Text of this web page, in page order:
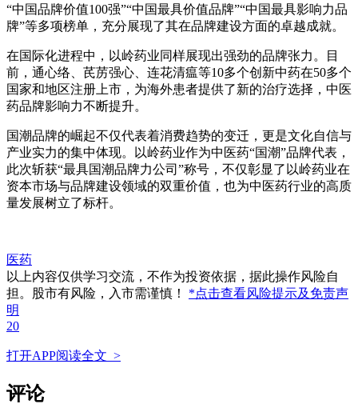
“中国品牌价值100强”“中国最具价值品牌”“中国最具影响力品
牌”等多项榜单，充分展现了其在品牌建设方面的卓越成就。
在国际化进程中，以岭药业同样展现出强劲的品牌张力。目
前，通心络、芪苈强心、连花清瘟等10多个创新中药在50多个
国家和地区注册上市，为海外患者提供了新的治疗选择，中医
药品牌影响力不断提升。
国潮品牌的崛起不仅代表着消费趋势的变迁，更是文化自信与
产业实力的集中体现。以岭药业作为中医药“国潮”品牌代表，
此次斩获“最具国潮品牌力公司”称号，不仅彰显了以岭药业在
资本市场与品牌建设领域的双重价值，也为中医药行业的高质
量发展树立了标杆。
医药
以上内容仅供学习交流，不作为投资依据，据此操作风险自
担。股市有风险，入市需谨慎！ *点击查看风险提示及免责声
明
20
打开APP阅读全文 >
评论